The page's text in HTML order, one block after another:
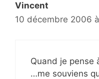
Vincent
10 décembre 2006
Quand je pense
…me souviens